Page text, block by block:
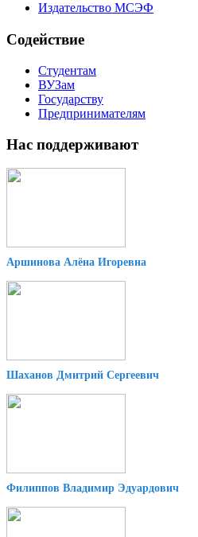
Издательство МСЭФ
Содействие
Студентам
ВУЗам
Государству
Предпринимателям
Нас поддерживают
Аршинова Алёна Игоревна
Шаханов Дмитрий Сергеевич
Филиппов Владимир Эдуардович